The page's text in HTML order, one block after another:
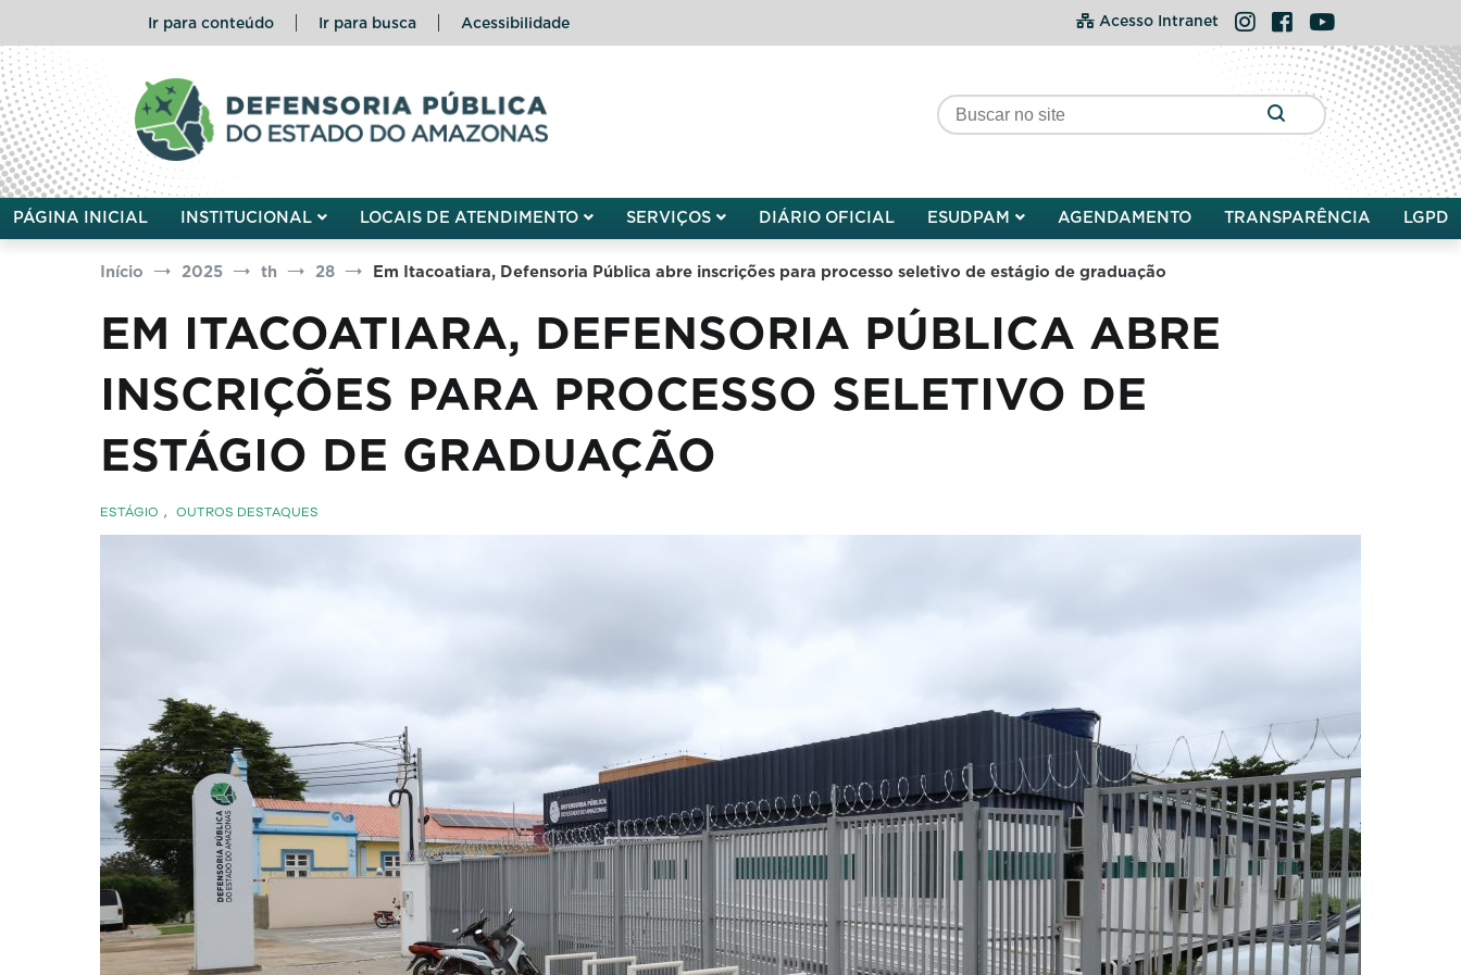
o
conteúdo
Ir para conteúdo Ir para busca Acessibilidade Acesso Intranet Instagram
FacebookYouTube
Defensoria Pública do Estado do Amazonas
PÁGINA INICIAL INSTITUCIONAL LOCAIS DE ATENDIMENTO SERVIÇOS DIÁRIO OFICIAL ESUDPAM AGENDAMENTO TRANSPARÊNCIA LGPD
Início 2025 th 28 Em Itacoatiara, Defensoria Pública abre inscrições para processo seletivo de estágio de graduação
EM ITACOATIARA, DEFENSORIA PÚBLICA ABRE
INSCRIÇÕES PARA PROCESSO SELETIVO DE
ESTÁGIO DE GRADUAÇÃO
ESTÁGIO , OUTROS DESTAQUES